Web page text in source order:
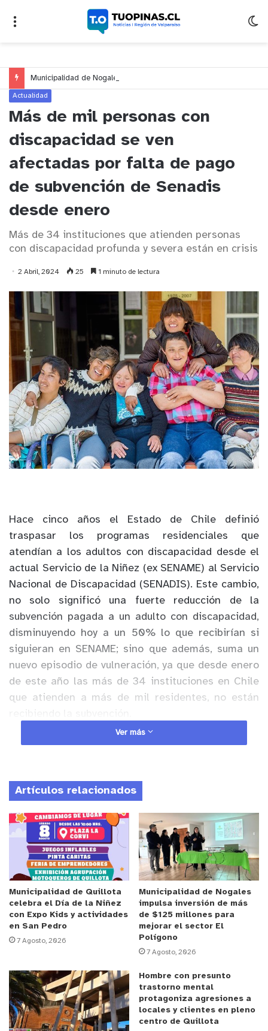
Actualidad
Más de mil personas con
discapacidad se ven
afectadas por falta de pago
de subvención de Senadis
desde enero
Más de 34 instituciones que atienden personas
con discapacidad profunda y severa están en crisis
2 Abril, 2024 25 1 minuto de lectura
Hace cinco años el Estado de Chile definió
traspasar los programas residenciales que
atendían a los adultos con discapacidad desde el
actual Servicio de la Niñez (ex SENAME) al Servicio
Nacional de Discapacidad (SENADIS). Este cambio,
no solo significó una fuerte reducción de la
subvención pagada a un adulto con discapacidad,
disminuyendo hoy a un 50% lo que recibirían si
siguieran en SENAME; sino que además, suma un
nuevo episodio de vulneración, ya que desde enero
de este año las más de 34 instituciones en Chile
que atienden a más de mil residentes, no están
El retraso en el pago ha generado un grave daño a
de 2024, SENADIS aun no transfiere los más de 3
mil millones comprometidos en los convenios de
colaboración. Debido a esta grave situación, la
mayoría de las 34 instituciones afectadas, han
debido endeudarse en préstamos con terceros
para absorber los costos de lo que significa la
atención de las personas con discapacidad
profunda y severa; por lo que ya no están en
condiciones financieras de seguir continuando con
los programas.
Anuncio Patrocinado
Residencias afectadas
En esta situación están el Pequeño Cottolengo
Ver más
Artículos relacionados
Municipalidad de Quillota
celebra el Día de la Niñez
con Expo Kids y actividades
en San Pedro
7 Agosto, 2026
Municipalidad de Nogales
impulsa inversión de más
de $125 millones para
mejorar el sector El
Polígono
7 Agosto, 2026
Hombre con presunto
trastorno mental
protagoniza agresiones a
locales y clientes en pleno
centro de Quillota